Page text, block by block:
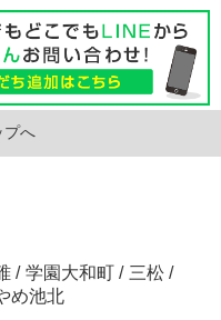
プへ
/ 学園大和町 / 三松 /
め池北